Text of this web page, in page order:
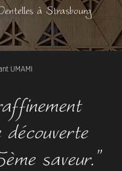
à Strasbourg
UMAMI
découverte
saveur."